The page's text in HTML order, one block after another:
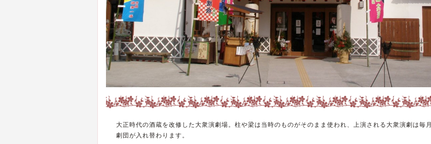
大正時代の酒蔵を改修した大衆演劇場。柱や梁は当時のものがそのまま使われ、上演される大衆演劇は毎月
劇団が入れ替わります。